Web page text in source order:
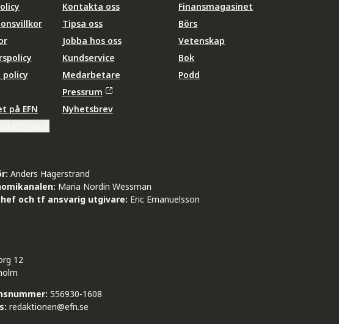
policy
på EFN
Kontakta oss
Tipsa oss
Jobba hos oss
Kundservice
Medarbetare
Pressrum
Nyhetsbrev
Finansmagasinet
Börs
Vetenskap
Bok
Podd
Anders Hägerstrand
Maria Nordin Wessman
och tf ansvarig utgivare: Eric Emanuelsson
12
556930-1608
redaktionen@efn.se